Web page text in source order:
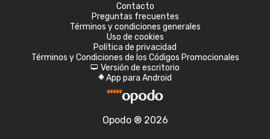
Contacto
Preguntas frecuentes
Términos y condiciones generales
Uso de cookies
Política de privacidad
Términos y Condiciones de los Códigos Promocionales
d Versión de escritorio
A App para Android
Opodo ® 2026